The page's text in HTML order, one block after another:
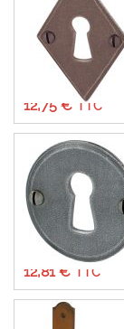
À partir de
12,75 €
10,62 €
À partir de
12,81 €
10,67 €